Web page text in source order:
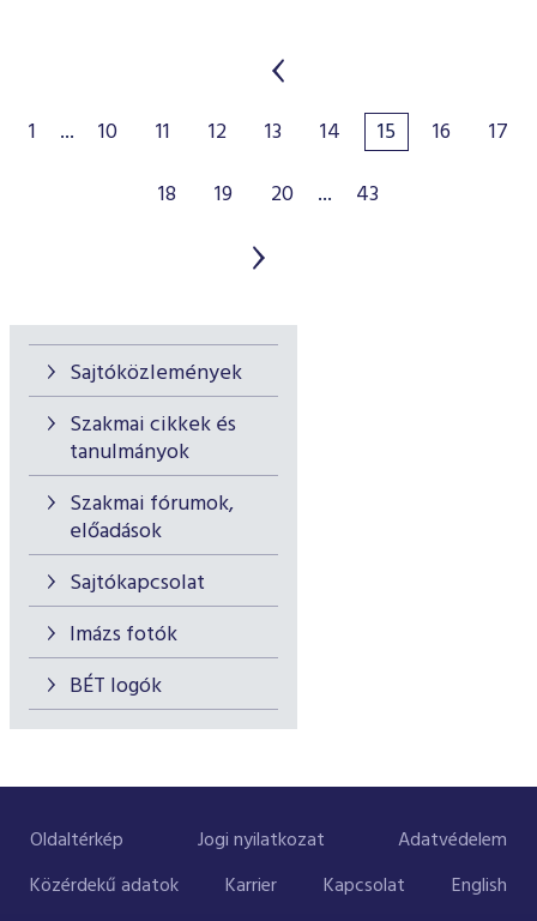
Sajtóközlemények
Szakmai cikkek és
tanulmányok
Szakmai fórumok,
előadások
Sajtókapcsolat
Imázs fotók
BÉT logók
1 ... 10 11 12 13 14 15 16
17
18
19 20 ... 43
Oldaltérkép Jogi nyilatkozat
Adatvédelem
Közérdekű adatok
Karrier Kapcsolat English